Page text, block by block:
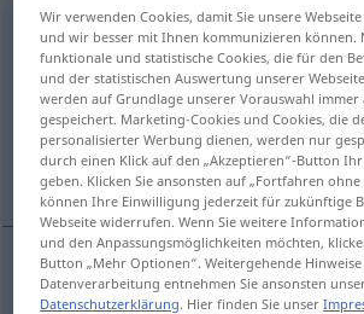
hydrure [idʀyʀ]m
Übersicht aller Übersetzungen
(Für mehr Details die Übersetzung
Hydrid
Hydridn hydrure CHIM
Wir verwenden Cookies, damit Sie unsere
und wir besser mit Ihnen kommunizieren können.
funktionale und statistische Cookies, die für den
und der statistischen Auswertung unserer
werden auf Grundlage unserer Vorauswahl
gespeichert. Marketing-Cookies und Cookies, die
personalisierter Werbung dienen, werden nur
durch einen Klick auf den „Akzeptieren“-Button
geben. Klicken Sie ansonsten auf „Fortfahren ohne
können Ihre Einwilligung jederzeit für zukünftige
Webseite widerrufen. Wenn Sie weitere
und den Anpassungsmöglichkeiten möchten,
Button „Mehr Optionen“. Weitergehende
Datenverarbeitung entnehmen Sie ansonsten
Datenschutzerklärung. Hier finden Sie unser